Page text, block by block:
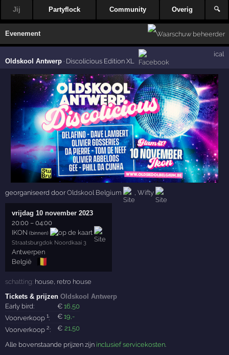
Jij Partyflock Community Overig 🔍
Evenement
Oldskool Antwerp · Discolicious Edition XL
ical
georganiseerd doorOldskool Belgium ,Wifty
vrijdag 10 november 2023
20:00 –04:00
IKON (binnen)
Straatsburgdok Noordkaai 3
Antwerpen
België
🇧🇪
schatting: house retro house
Tickets & prijzenOldskool Antwerp
Early bird:
€16,50
Voorverkoop1: €19,-
Voorverkoop2: € 21,50
Alle bovenstaande prijzen zijn inclusief servicekosten.